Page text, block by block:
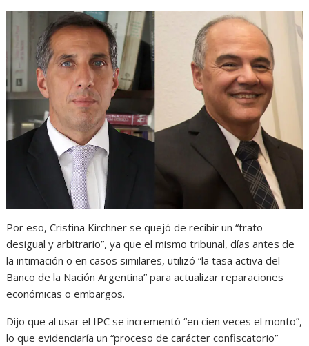
Por eso, Cristina Kirchner se quejó de recibir un “trato
desigual y arbitrario”, ya que el mismo tribunal, días antes de
la intimación o en casos similares, utilizó “la tasa activa del
Banco de la Nación Argentina” para actualizar reparaciones
económicas o embargos.
Dijo que al usar el IPC se incrementó “en cien veces el monto”,
lo que evidenciaría un “proceso de carácter confiscatorio”